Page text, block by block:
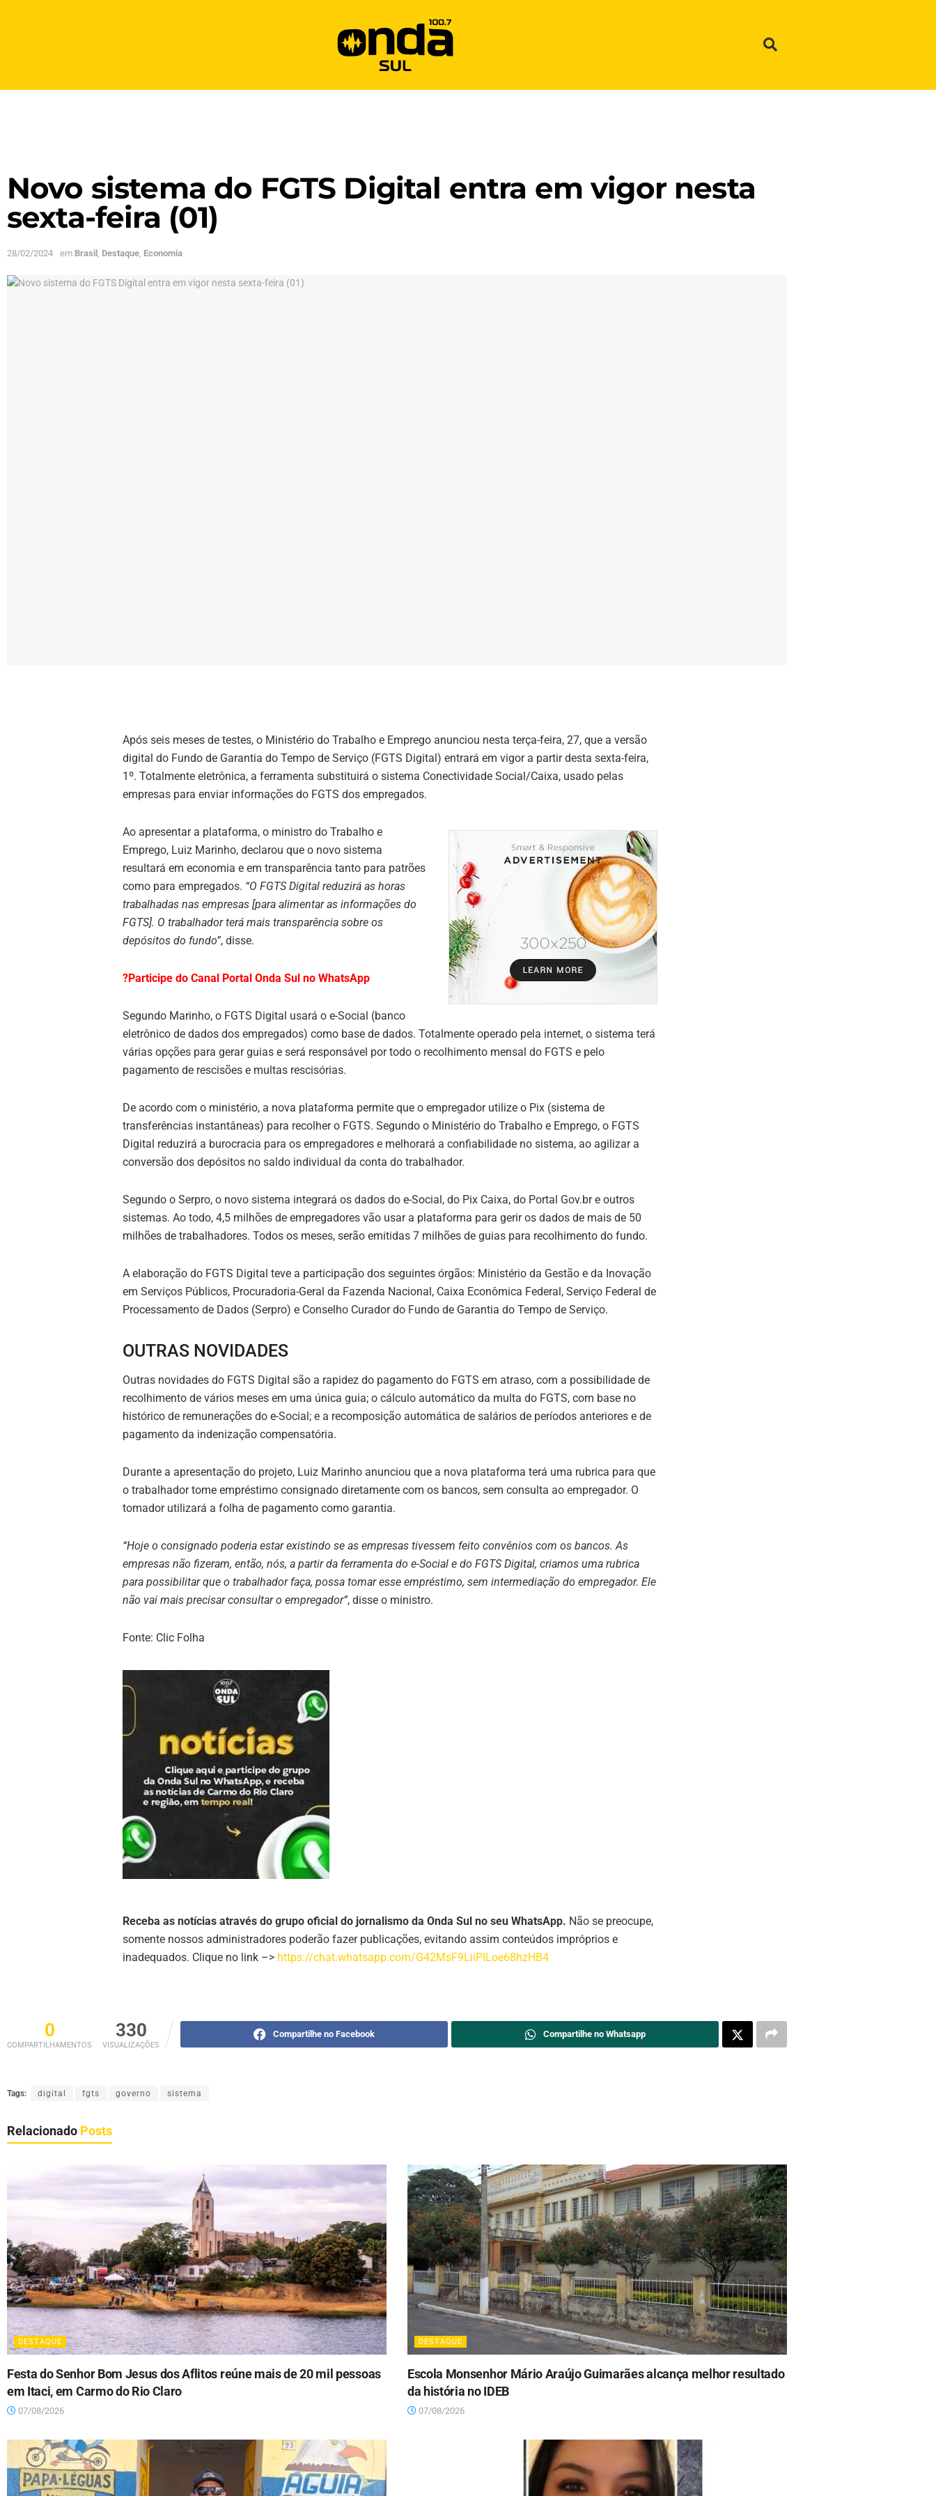
Novo sistema do FGTS Digital entra em vigor nesta
sexta-feira (01)
28/02/2024 em Brasil Destaque Economia
Após seis meses de testes, o Ministério do Trabalho e Emprego anunciou nesta terça-feira, 27, que a versão
digital do Fundo de Garantia do Tempo de Serviço (FGTS Digital) entrará em vigor a partir desta sexta-feira,
1º. Totalmente eletrônica, a ferramenta substituirá o sistema Conectividade Social/Caixa, usado pelas
empresas para enviar informações do FGTS dos empregados.
Ao apresentar a plataforma, o ministro do Trabalho e
Emprego, Luiz Marinho, declarou que o novo sistema
resultará em economia e em transparência tanto para patrões
como para empregados. “O FGTS Digital reduzirá as horas
trabalhadas nas empresas [para alimentar as informações do
FGTS]. O trabalhador terá mais transparência sobre os
depósitos do fundo”, disse.
?Participe do Canal Portal Onda Sul no WhatsApp
Segundo Marinho, o FGTS Digital usará o e-Social (banco
eletrônico de dados dos empregados) como base de dados. Totalmente operado pela internet, o sistema terá
várias opções para gerar guias e será responsável por todo o recolhimento mensal do FGTS e pelo
pagamento de rescisões e multas rescisórias.
De acordo com o ministério, a nova plataforma permite que o empregador utilize o Pix (sistema de
transferências instantâneas) para recolher o FGTS. Segundo o Ministério do Trabalho e Emprego, o FGTS
Digital reduzirá a burocracia para os empregadores e melhorará a confiabilidade no sistema, ao agilizar a
conversão dos depósitos no saldo individual da conta do trabalhador.
Segundo o Serpro, o novo sistema integrará os dados do e-Social, do Pix Caixa, do Portal Gov.br e outros
sistemas. Ao todo, 4,5 milhões de empregadores vão usar a plataforma para gerir os dados de mais de 50
milhões de trabalhadores. Todos os meses, serão emitidas 7 milhões de guias para recolhimento do fundo.
A elaboração do FGTS Digital teve a participação dos seguintes órgãos: Ministério da Gestão e da Inovação
em Serviços Públicos, Procuradoria-Geral da Fazenda Nacional, Caixa Econômica Federal, Serviço Federal de
Processamento de Dados (Serpro) e Conselho Curador do Fundo de Garantia do Tempo de Serviço.
OUTRAS NOVIDADES
Outras novidades do FGTS Digital são a rapidez do pagamento do FGTS em atraso, com a possibilidade de
recolhimento de vários meses em uma única guia; o cálculo automático da multa do FGTS, com base no
histórico de remunerações do e-Social; e a recomposição automática de salários de períodos anteriores e de
pagamento da indenização compensatória.
Durante a apresentação do projeto, Luiz Marinho anunciou que a nova plataforma terá uma rubrica para que
o trabalhador tome empréstimo consignado diretamente com os bancos, sem consulta ao empregador. O
tomador utilizará a folha de pagamento como garantia.
“Hoje o consignado poderia estar existindo se as empresas tivessem feito convênios com os bancos. As
empresas não fizeram, então, nós, a partir da ferramenta do e-Social e do FGTS Digital, criamos uma rubrica
para possibilitar que o trabalhador faça, possa tomar esse empréstimo, sem intermediação do empregador. Ele
não vai mais precisar consultar o empregador”, disse o ministro.
Fonte: Clic Folha
Receba as notícias através do grupo oficial do jornalismo da Onda Sul no seu WhatsApp. Não se preocupe,
somente nossos administradores poderão fazer publicações, evitando assim conteúdos impróprios e
inadequados. Clique no link –> https://chat.whatsapp.com/G42MsF9LiiPILoe68hzHB4
0
COMPARTILHAMENTOS
330
VISUALIZAÇÕES
Compartilhe no Facebook Compartilhe no Whatsapp
Tags: digital fgts governo sistema
Relacionado Posts
DESTAQUE
Festa do Senhor Bom Jesus dos Aflitos reúne mais de 20 mil pessoas
em Itaci, em Carmo do Rio Claro
07/08/2026
DESTAQUE
Escola Monsenhor Mário Araújo Guimarães alcança melhor resultado
da história no IDEB
07/08/2026